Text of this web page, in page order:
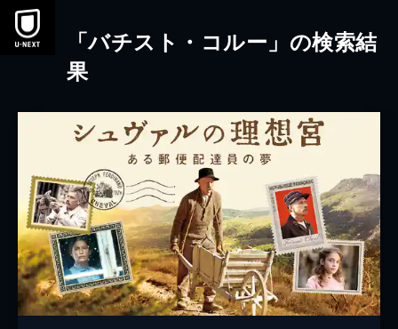
本文へスキップ
「バチスト・コルー」の検索結
果